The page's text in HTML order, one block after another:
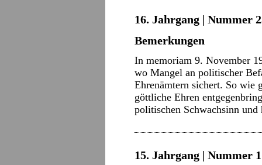
16. Jahrgang | Nummer
Bemerkungen
In memoriam 9. November
wo Mangel an politischer
Ehrenämtern sichert. So wie
göttliche Ehren
politischen Schwachsinn
15. Jahrgang | Nummer